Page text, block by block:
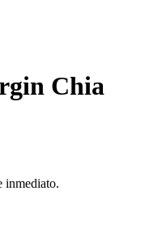
Chia
inmediato.